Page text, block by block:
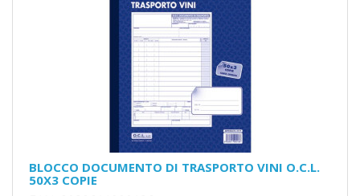
BLOCCO DOCUMENTO DI TRASPORTO VINI O.C.L.
50X3 COPIE